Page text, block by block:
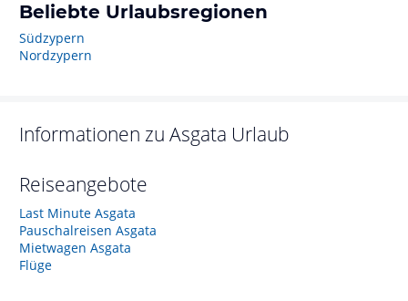
Beliebte Urlaubsregionen
Südzypern
Nordzypern
Informationen zu Asgata Urlaub
Reiseangebote
Last Minute Asgata
Pauschalreisen Asgata
Mietwagen Asgata
Flüge